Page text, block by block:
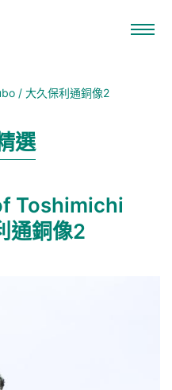
/ 大久保利通銅像2
選
Toshimichi
通銅像2